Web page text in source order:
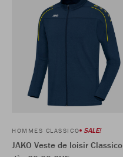
HOMMES CLASSICO SALE!
JAKO Veste de loisir Classico